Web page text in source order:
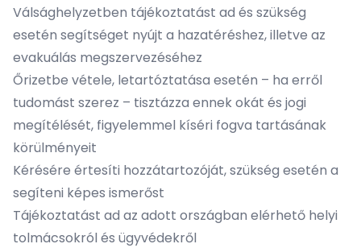
Válsághelyzetben tájékoztatást ad és szükség
esetén segítséget nyújt a hazatéréshez, illetve az
evakuálás megszervezéséhez
Őrizetbe vétele, letartóztatása esetén – ha erről
tudomást szerez – tisztázza ennek okát és jogi
megítélését, figyelemmel kíséri fogva tartásának
körülményeit
Kérésére értesíti hozzátartozóját, szükség esetén a
segíteni képes ismerőst
Tájékoztatást ad az adott országban elérhető helyi
tolmácsokról és ügyvédekről